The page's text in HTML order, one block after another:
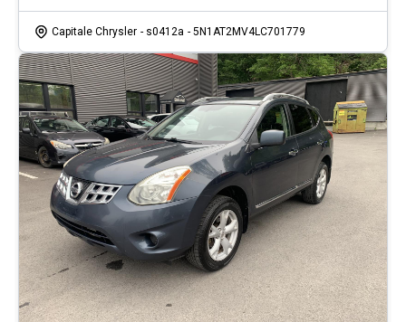
Capitale Chrysler - s0412a - 5N1AT2MV4LC701779